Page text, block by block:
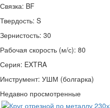
Связка: BF
Твердость: S
Зернистость: 30
Рабочая скорость (м/с): 80
Серия: EXTRA
Инструмент: УШМ (болгарка)
Недавно просмотренные